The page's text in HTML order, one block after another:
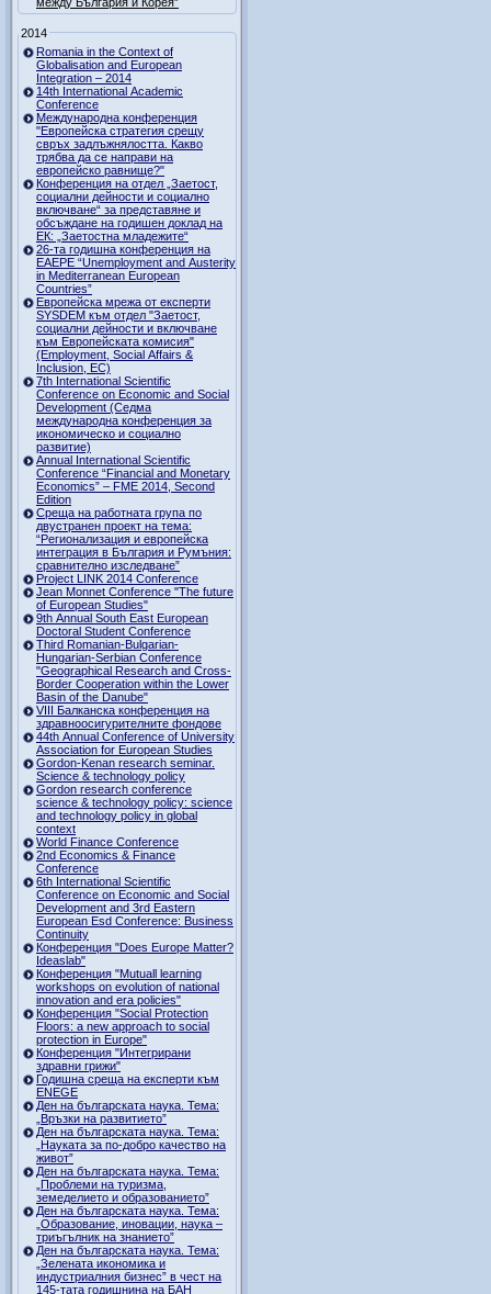
2014
Romania in the Context of
Globalisation and European
Integration – 2014
14th International Academic
Conference
Международна конференция
"Европейска стратегия срещу
свръх задлъжнялостта. Какво
трябва да се направи на
европейско равнище?"
Конференция на отдел „Заетост,
социални дейности и социално
включване“ за представяне и
обсъждане на годишен доклад на
ЕК: „Заетостна младежите“
26-та годишна конференция на
EAEPE “Unemployment and Austerity
in Mediterranean European
Countries”
Eвропейска мрежа от експерти
SYSDEM към отдел "Заетост,
социални дейности и включване
към Европейската комисия"
(Employment, Social Affairs &
Inclusion, ЕС)
7th International Scientific
Conference on Economic and Social
Development (Седма
международна конференция за
икономическо и социално
развитие)
Annual International Scientific
Conference “Financial and Monetary
Economics” – FME 2014, Second
Edition
Среща на работната група по
двустранен проект на тема:
“Регионализация и европейска
интеграция в България и Румъния:
сравнително изследване”
Project LINK 2014 Conference
Jean Monnet Conference "The future
of European Studies"
9th Annual South East European
Doctoral Student Conference
Third Romanian-Bulgarian-
Hungarian-Serbian Conference
"Geographical Research and Cross-
Border Cooperation within the Lower
Basin of the Danube"
VIII Балканска конференция на
здравноосигурителните фондове
44th Annual Conference of University
Association for European Studies
Gordon-Kenan research seminar.
Science & technology policy
Gordon research сonference
science & technology policy: science
and technology policy in global
context
World Finance Conference
2nd Economics & Finance
Conference
6th International Scientific
Conference оn Economic and Social
Development and 3rd Eastern
European Esd Conference: Business
Continuity
Конференция "Does Europe Matter?
Ideaslab"
Конференция "Mutuall learning
workshops on evolution of national
innovation and era policies"
Конференция "Social Protection
Floors: a new approach to social
protection in Europe"
Конференция "Интегрирани
здравни грижи"
Годишна среща на експерти към
ENEGE
Ден на българската наука. Тема:
„Връзки на развитието”
Ден на българската наука. Тема:
„Науката за по-добро качество на
живот”
Ден на българската наука. Тема:
„Проблеми на туризма,
земеделието и образованието”
Ден на българската наука. Тема:
„Образование, иновации, наука –
триъгълник на знанието”
Ден на българската наука. Тема:
„Зелената икономика и
индустриалния бизнес” в чест на
145-тата годишнина на БАН